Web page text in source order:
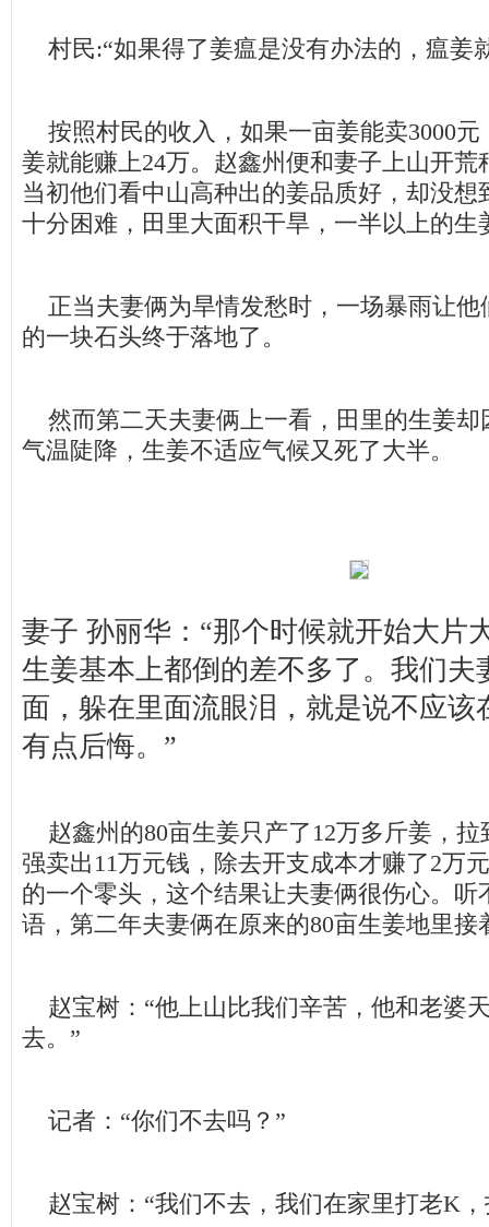
村民:“如果得了姜瘟是没有办法的，瘟姜
按照村民的收入，如果一亩姜能卖3000元
姜就能赚上24万。赵鑫州便和妻子上山开荒
当初他们看中山高种出的姜品质好，却没想
十分困难，田里大面积干旱，一半以上的生
正当夫妻俩为旱情发愁时，一场暴雨让他
的一块石头终于落地了。
然而第二天夫妻俩上一看，田里的生姜却
气温陡降，生姜不适应气候又死了大半。
妻子 孙丽华：“那个时候就开始大片
生姜基本上都倒的差不多了。我们夫
面，躲在里面流眼泪，就是说不应该
有点后悔。”
赵鑫州的80亩生姜只产了12万多斤姜，拉
强卖出11万元钱，除去开支成本才赚了2万
的一个零头，这个结果让夫妻俩很伤心。听
语，第二年夫妻俩在原来的80亩生姜地里接
赵宝树：“他上山比我们辛苦，他和老婆
去。”
记者：“你们不去吗？”
赵宝树：“我们不去，我们在家里打老K，